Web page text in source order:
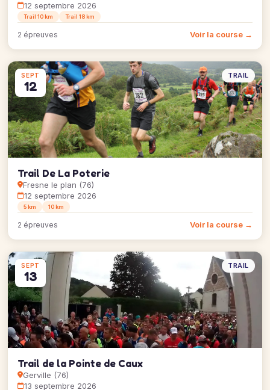
12 septembre 2026
Trail 10 km Trail 18 km
2 épreuves Voir la course →
SEPT
12
TRAIL
Trail De La Poterie
Fresne le plan (76)
12 septembre 2026
5 km 10 km
2 épreuves Voir la course →
SEPT
13
TRAIL
Trail de la Pointe de Caux
Gerville (76)
13 septembre 2026